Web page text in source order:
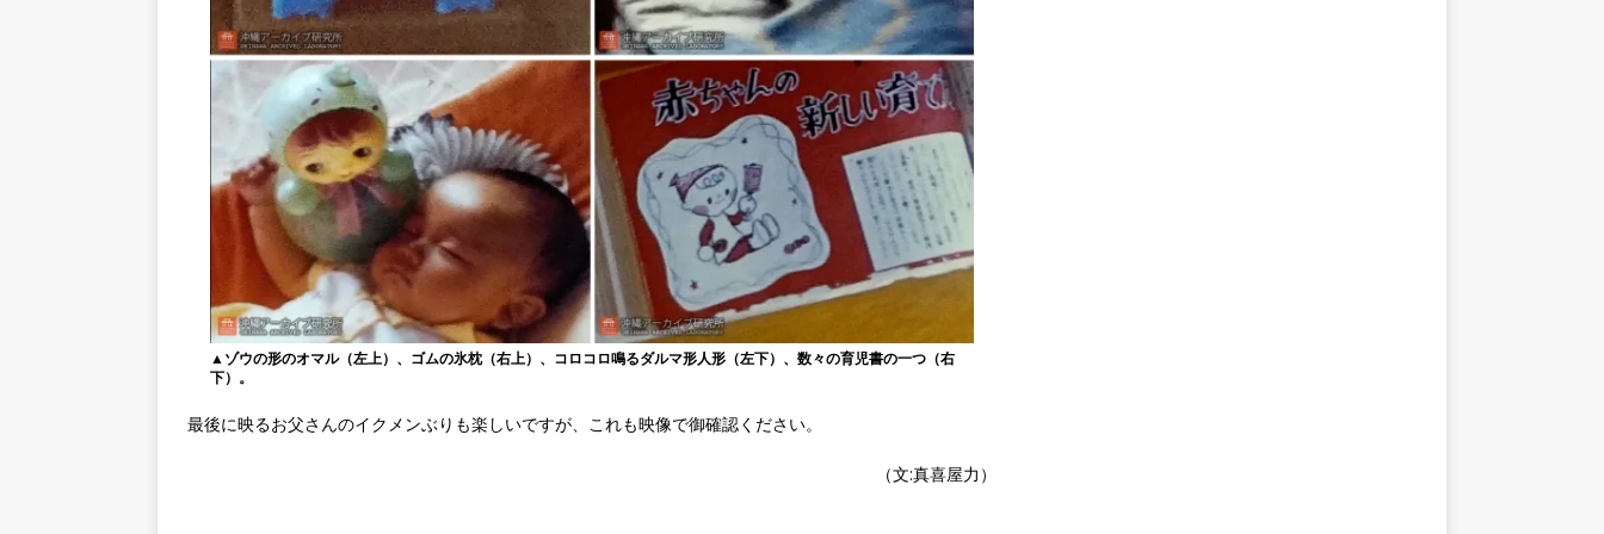
▲ゾウの形のオマル（左上）、ゴムの氷枕（右上）、コロコロ鳴るダルマ形人形（左下）、数々の育児書の一つ（右
下）。
最後に映るお父さんのイクメンぶりも楽しいですが、これも映像で御確認ください。
（文:真喜屋力）